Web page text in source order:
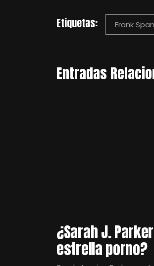
Etiquetas: Frank
Entradas
¿Sarah J.
estrella porno?